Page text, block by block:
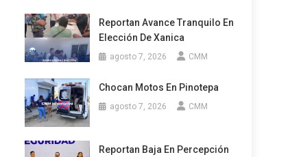
Reportan Avance Tranquilo En
Elección De Xanica
agosto 7, 2026 CMM
Chocan Motos En Pinotepa
agosto 7, 2026 CMM
Reportan Baja En Percepción